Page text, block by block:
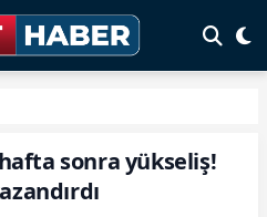
sonra yükseliş!